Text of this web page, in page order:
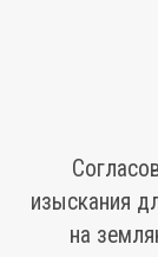
изыскания
на